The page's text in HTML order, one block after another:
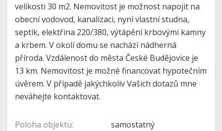
velikosti 30 m2. Nemovitost je možnost napojit na
obecní vodovod, kanalizaci, nyní vlastní studna,
septik, elektřina 220/380, výtápění krbovými kamny
a krbem. V okolí domu se nachází nádherná
příroda. Vzdálenost do města České Budějovice je
13 km. Nemovitost je možné financovat hypotečním
úvěrem. V případě jakýchkoliv Vašich dotazů mne
neváhejte kontaktovat.
Poloha objektu:
samostatný